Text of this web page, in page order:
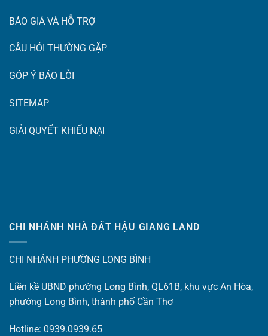
BÁO GIÁ VÀ HỖ TRỢ
CÂU HỎI THƯỜNG GẶP
GÓP Ý BÁO LỖI
SITEMAP
GIẢI QUYẾT KHIẾU NẠI
CHI NHÁNH NHÀ ĐẤT HẬU GIANG LAND
CHI NHÁNH PHƯỜNG LONG BÌNH
Liền kề UBND phường Long Bình, QL61B, khu vực An Hòa,
phường Long Bình, thành phố Cần Thơ
Hotline: 0939.0939.65